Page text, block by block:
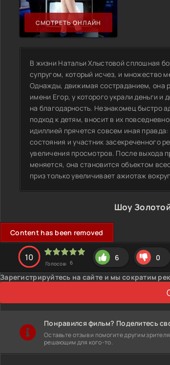
СМОТРЕТЬ ОНЛАЙН
В жизни Натальи Хлыстовой сплошная
супругом, который исчез, и множество
Однажды, движимая состраданием, она
имени Егор, у которого украли деньги
на благодарность. Незнакомец быстро
подход к детям, вносит в их
идиллией прячется совсем иная
состояния и участник засекреченного
увеличения просмотров. После выхода
меняется, она становится объектом
приз только увеличивает ажиотаж
Шоу
Content has been removed
10
Голосов: 6
6 0
Зарегистрируйтесь на сайте и мы сократим
Понравился фильм? Поделитесь
Оставьте отзыв и помогите другим
решающим для кого-то.